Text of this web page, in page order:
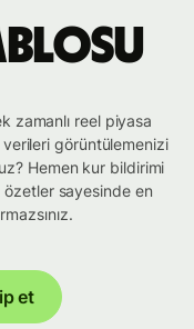
zamanlı reel piyasa
verileri görüntülemenizi
Hemen kur bildirimi
özetler sayesinde en
et